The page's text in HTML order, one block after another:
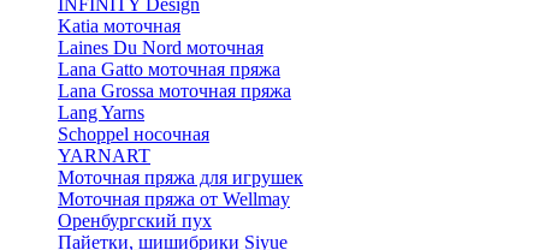
Katia моточная
Laines Du Nord моточная
Lana Gatto моточная пряжа
Lana Grossa моточная пряжа
Lang Yarns
Schoppel носочная
YARNART
Моточная пряжа для игрушек
Моточная пряжа от Wellmay
Оренбургский пух
Пайетки, шишибрики Siyue